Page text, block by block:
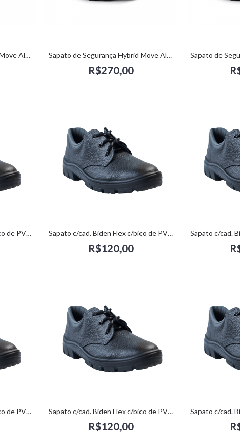
Sapato de Segurança Hybrid Move All Black (42) - Estival Sapato de Segurança Hybrid Move All Black (43) - Estival
R$270,00
Sapato c/cad. Biden Flex c/bico de PVC (36) - kadesh Sapato c/cad. Biden Flex c/bico de PVC (37) - kadesh
R$120,00
Sapato c/cad. Biden Flex c/bico de PVC (40) - kadesh Sapato c/cad. Biden Flex c/bico de PVC (41) - kadesh
R$120,00